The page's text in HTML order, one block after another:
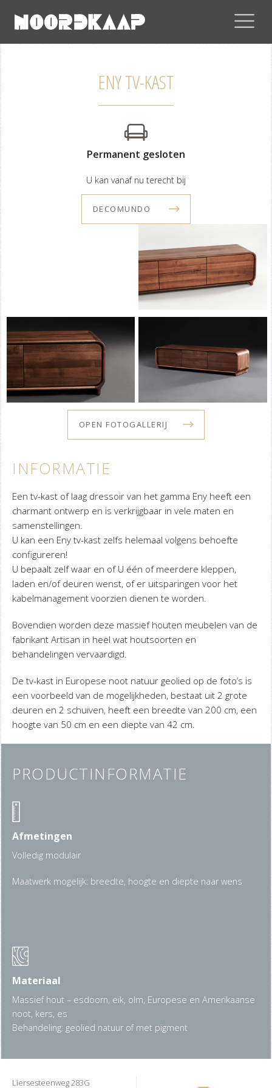
ENY TV-KAST
Permanent gesloten
U kan vanaf nu terecht bij
DECOMUNDO
OPEN FOTOGALLERIJ
INFORMATIE
Een tv-kast of laag dressoir van het gamma Eny heeft een
charmant ontwerp en is verkrijgbaar in vele maten en
samenstellingen.
U kan een Eny tv-kast zelfs helemaal volgens behoefte
configureren!
U bepaalt zelf waar en of U één of meerdere kleppen,
laden en/of deuren wenst, of er uitsparingen voor het
kabelmanagement voorzien dienen te worden.
Bovendien worden deze massief houten meubelen van de
fabrikant Artisan in heel wat houtsoorten en
behandelingen vervaardigd.
De tv-kast in Europese noot natuur geolied op de foto’s is
een voorbeeld van de mogelijkheden, bestaat uit 2 grote
deuren en 2 schuiven, heeft een breedte van 200 cm, een
hoogte van 50 cm en een diepte van 42 cm.
PRODUCTINFORMATIE
Afmetingen
Volledig modulair
Maatwerk mogelijk: breedte, hoogte en diepte naar wens
Materiaal
Massief hout – esdoorn, eik, olm, Europese en Amerikaanse
noot, kers, es
Behandeling: geolied natuur of met pigment
Liersesteenweg 283G